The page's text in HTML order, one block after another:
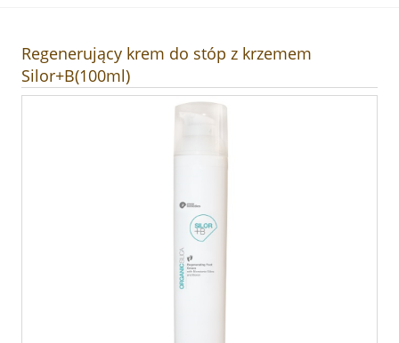
Regenerujący krem do stóp z krzemem
Silor+B(100ml)